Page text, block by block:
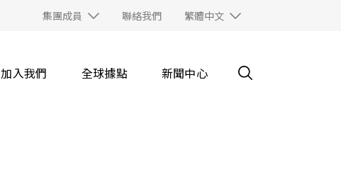
集團成員 聯絡我們 繁體中文
加入我們 全球據點 新聞中心